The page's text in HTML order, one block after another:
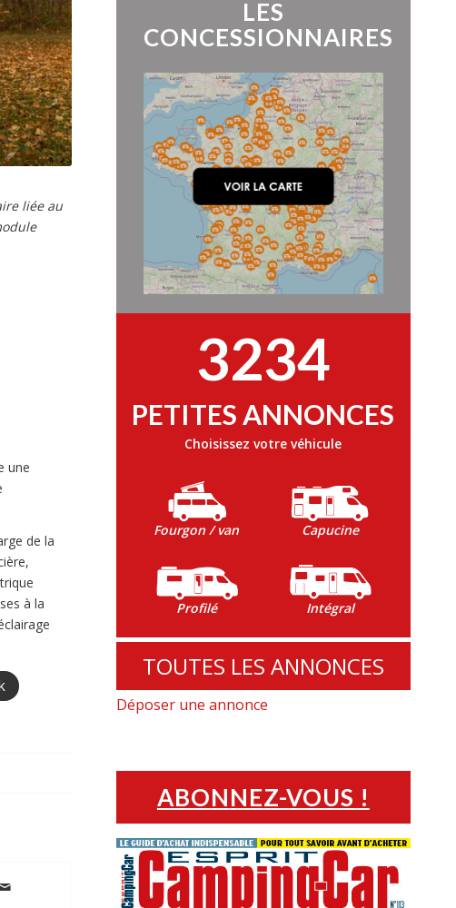
liée au
une
de la
à la
LES
CONCESSIONNAIRES
3234
PETITES ANNONCES
Choisissez votre véhicule
Fourgon / van Capucine
Profilé Intégral
TOUTES LES ANNONCES
Déposer une annonce
ABONNEZ-VOUS !